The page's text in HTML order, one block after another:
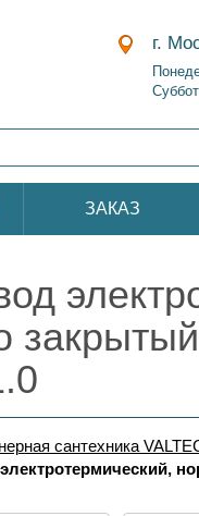
г.
ЗАКАЗ
сантехника